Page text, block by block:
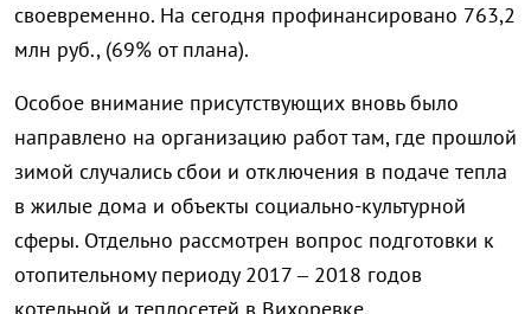
своевременно. На сегодня профинансировано 763,2
млн руб., (69% от плана).
Особое внимание присутствующих вновь было
направлено на организацию работ там, где прошлой
зимой случались сбои и отключения в подаче тепла
в жилые дома и объекты социально-культурной
сферы. Отдельно рассмотрен вопрос подготовки к
отопительному периоду 2017 – 2018 годов